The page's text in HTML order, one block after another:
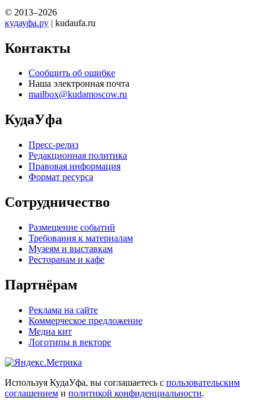
© 2013–2026
кудауфа.ру | kudaufa.ru
Контакты
Сообщить об ошибке
Наша электронная почта
mailbox@kudamoscow.ru
КудаУфа
Пресс-релиз
Редакционная политика
Правовая информация
Формат ресурса
Сотрудничество
Размещение событий
Требования к материалам
Музеям и выставкам
Ресторанам и кафе
Партнёрам
Реклама на сайте
Коммерческое предложение
Медиа кит
Логотипы в векторе
Используя КудаУфа, вы соглашаетесь с пользовательским
соглашением и политикой конфиденциальности.